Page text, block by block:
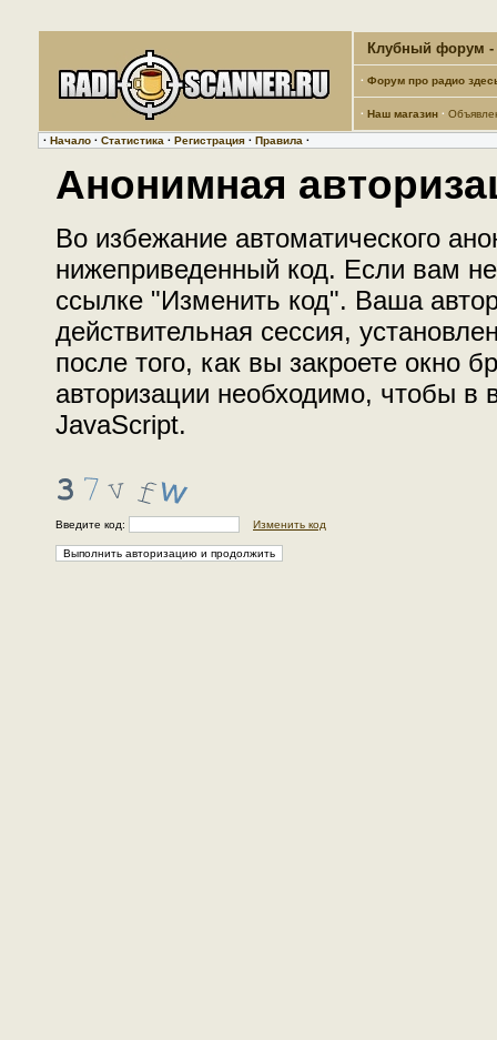
Клубный форум -
· Форум про радио
· Наш магазин ·
· Начало · Статистика · Регистрация · Правила ·
Анонимная
Во избежание автоматического
нижеприведенный код. Если вам не
ссылке "Изменить код". Ваша
действительная сессия,
после того, как вы закроете окно
авторизации необходимо, чтобы
JavaScript.
Введите код: Изменить код